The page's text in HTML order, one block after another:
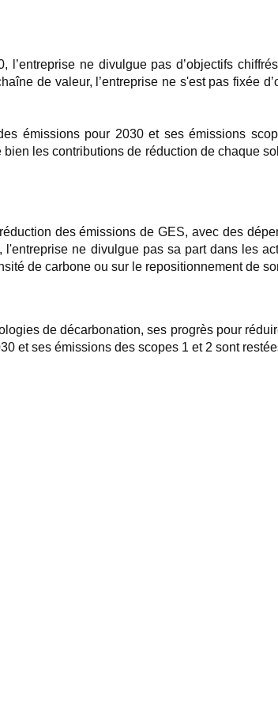
ne divulgue pas d’objectifs
de valeur, l’entreprise ne s'est pas fixée
émissions pour 2030 et ses émissions
les contributions de réduction de chaque
des émissions de GES, avec des
ne divulgue pas sa part dans les
de carbone ou sur le repositionnement de
de décarbonation, ses progrès pour
et ses émissions des scopes 1 et 2 sont